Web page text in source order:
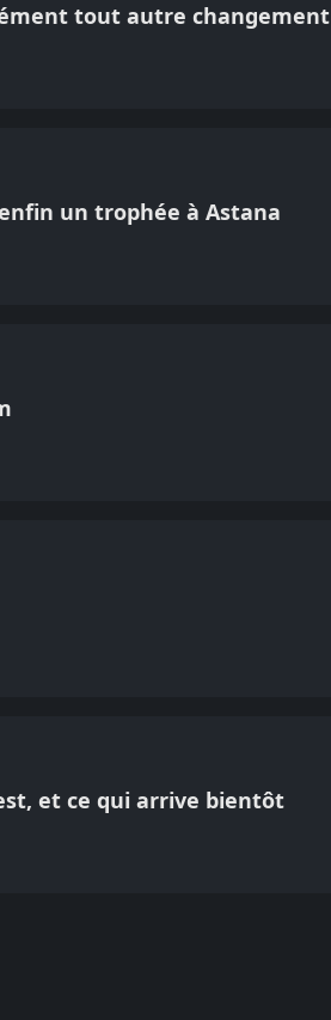
tout autre changement
un trophée à Astana
et ce qui arrive bientôt